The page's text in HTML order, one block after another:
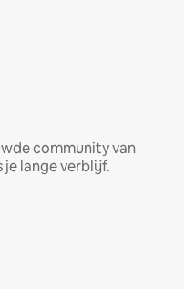
community van
lange verblijf.